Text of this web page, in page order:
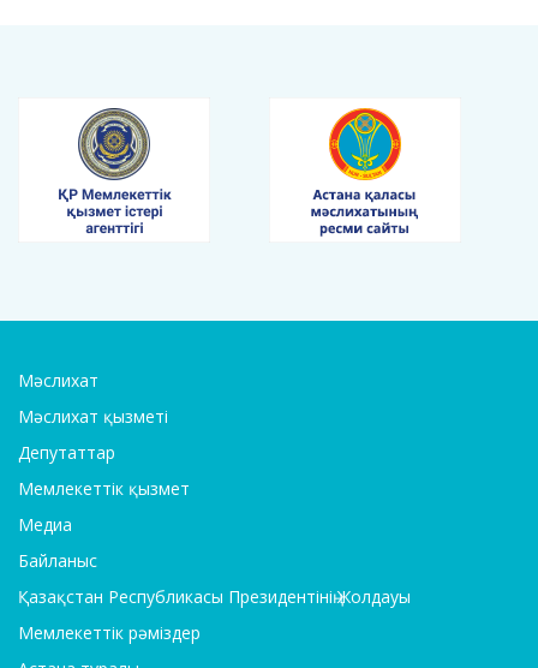
Мәслихат
Мәслихат қызметі
Депутаттар
Мемлекеттік қызмет
Медиа
Байланыс
Қазақстан Республикасы Президентінің Жолдауы
Мемлекеттік рәміздер